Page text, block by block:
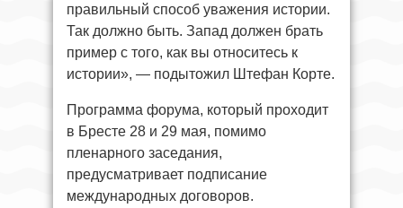
правильный способ уважения истории.
Так должно быть. Запад должен брать
пример с того, как вы относитесь к
истории», — подытожил Штефан Корте.
Программа форума, который проходит
в Бресте 28 и 29 мая, помимо
пленарного заседания,
предусматривает подписание
международных договоров.